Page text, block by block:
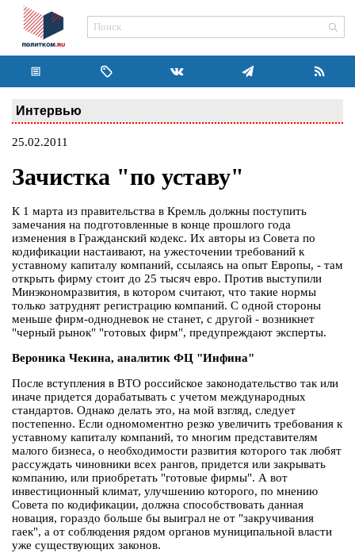
Интервью
25.02.2011
Зачистка "по уставу"
К 1 марта из правительства в Кремль должны поступить
замечания на подготовленные в конце прошлого года
изменения в Гражданский кодекс. Их авторы из Совета по
кодификации настаивают, на ужесточении требований к
уставному капиталу компаний, ссылаясь на опыт Европы, - там
открыть фирму стоит до 25 тысяч евро. Против выступили
Минэкономразвития, в котором считают, что такие нормы
только затруднят регистрацию компаний. С одной стороны
меньше фирм-однодневок не станет, с другой - возникнет
"черный рынок" "готовых фирм", предупреждают эксперты.
Вероника Чекина, аналитик ФЦ "Инфина"
После вступления в ВТО российское законодательство так или
иначе придется дорабатывать с учетом международных
стандартов. Однако делать это, на мой взгляд, следует
постепенно. Если одномоментно резко увеличить требования к
уставному капиталу компаний, то многим представителям
малого бизнеса, о необходимости развития которого так любят
рассуждать чиновники всех рангов, придется или закрывать
компанию, или приобретать "готовые фирмы". А вот
инвестиционный климат, улучшению которого, по мнению
Совета по кодификации, должна способствовать данная
новация, гораздо больше бы выиграл не от "закручивания
гаек", а от соблюдения рядом органов муниципальной власти
уже существующих законов.